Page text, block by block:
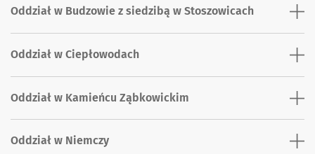
Oddział w Budzowie z siedzibą w Stoszowicach
Oddział w Ciepłowodach
Oddział w Kamieńcu Ząbkowickim
Oddział w Niemczy